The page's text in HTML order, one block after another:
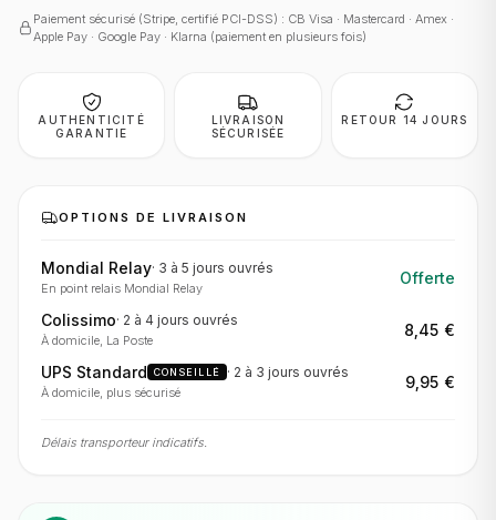
Paiement sécurisé (Stripe, certifié PCI-DSS) : CB Visa · Mastercard · Amex ·
Apple Pay · Google Pay · Klarna (paiement en plusieurs fois)
AUTHENTICITÉ
GARANTIE
LIVRAISON
SÉCURISÉE
RETOUR 14 JOURS
OPTIONS DE LIVRAISON
Mondial Relay· 3 à 5 jours ouvrés
En point relais Mondial Relay
Offerte
Colissimo· 2 à 4 jours ouvrés
À domicile, La Poste
8,45 €
UPS Standard CONSEILLÉ · 2 à 3 jours ouvrés
À domicile, plus sécurisé
9,95 €
Délais transporteur indicatifs.